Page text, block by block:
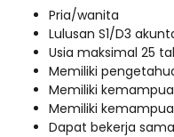
Pria/wanita
Lulusan S1/D3
Usia maksimal 25
Memiliki
Memiliki
Memiliki
Dapat bekerja